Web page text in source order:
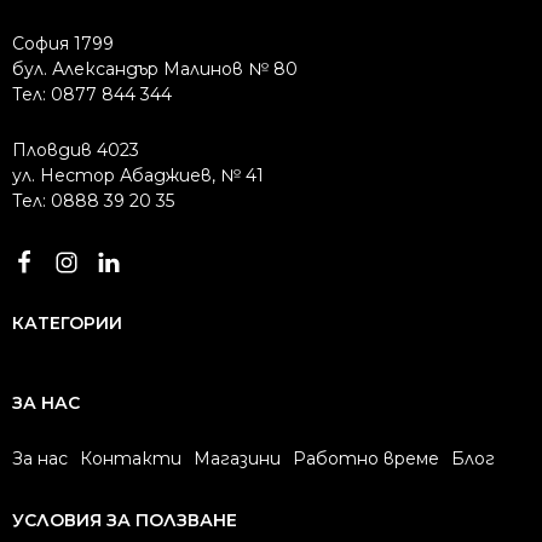
София 1799
бул. Александър Малинов № 80
Тел: 0877 844 344
Пловдив 4023
ул. Нестор Абаджиев, № 41
Тел: 0888 39 20 35
КАТЕГОРИИ
ЗА НАС
За нас Контакти Магазини Работно време Блог
УСЛОВИЯ ЗА ПОЛЗВАНЕ